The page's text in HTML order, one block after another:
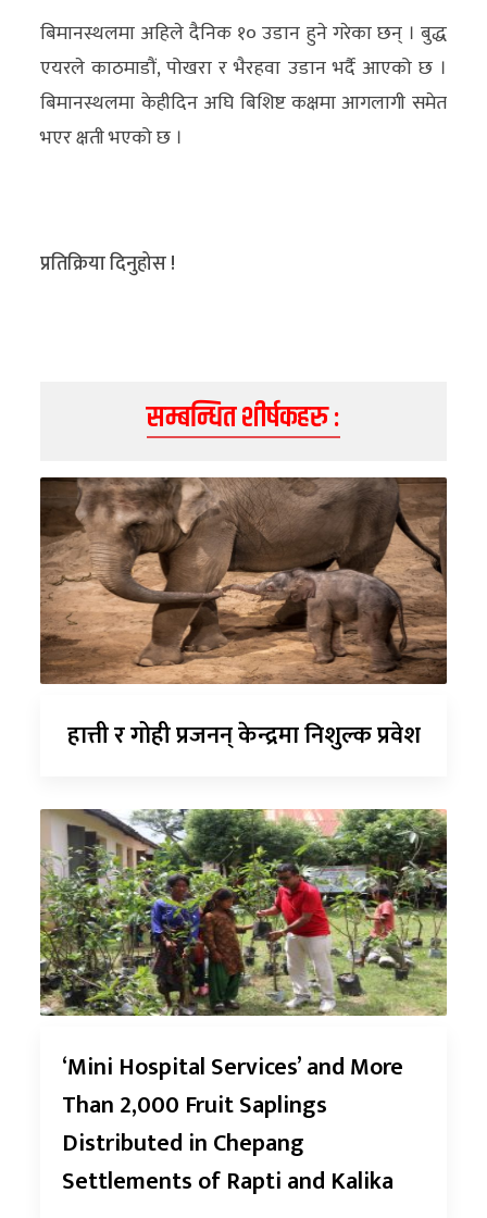
बिमानस्थलमा अहिले दैनिक १० उडान हुने गरेका छन् । बुद्ध
एयरले काठमाडौं, पोखरा र भैरहवा उडान भर्दै आएको छ ।
बिमानस्थलमा केहीदिन अघि बिशिष्ट कक्षमा आगलागी समेत
भएर क्षती भएको छ ।
प्रतिक्रिया दिनुहोस !
सम्बन्धित शीर्षकहरु :
हात्ती र गोही प्रजनन् केन्द्रमा निशुल्क प्रवेश
‘Mini Hospital Services’ and More
Than 2,000 Fruit Saplings
Distributed in Chepang
Settlements of Rapti and Kalika